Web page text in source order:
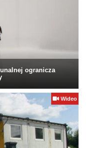
ogranicza
Wideo